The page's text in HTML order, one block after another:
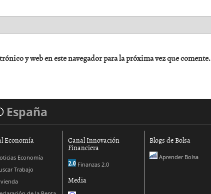
y web en este navegador para la próxima vez que comente.
España
Economía
Economía
Trabajo
Canal Innovación
Financiera
Finanzas 2.0
Media
Blogs de Bolsa
Aprender Bolsa